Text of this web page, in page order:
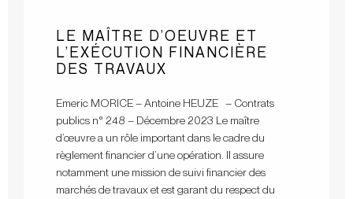
LE MAÎTRE D’OEUVRE ET
L’EXÉCUTION FINANCIÈRE
DES TRAVAUX
Emeric MORICE – Antoine HEUZE – Contrats
publics n° 248 – Décembre 2023 Le maître
d’œuvre a un rôle important dans le cadre du
règlement financier d’une opération. Il assure
notamment une mission de suivi financier des
marchés de travaux et est garant du respect du